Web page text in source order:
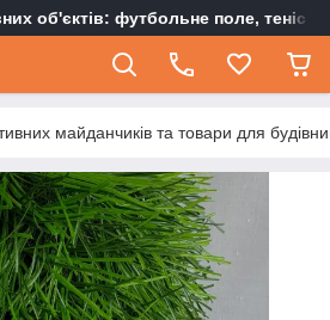
об'єктів: футбольне поле,
майданчиків та товари для